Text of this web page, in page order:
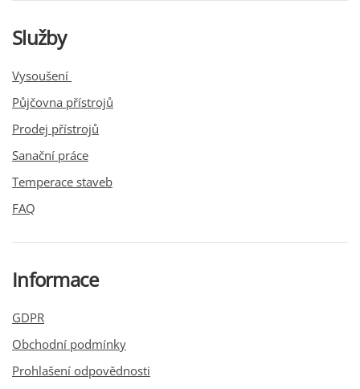
Služby
Vysoušení
Půjčovna přístrojů
Prodej přístrojů
Sanační práce
Temperace staveb
FAQ
Informace
GDPR
Obchodní podmínky
Prohlašení odpovědnosti